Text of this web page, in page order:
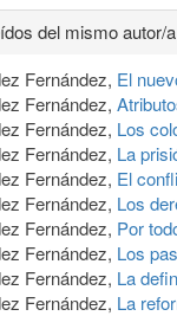
del mismo autor/a
Fernández, El
Fernández,
Fernández, Los
Fernández, La
Fernández, El
Fernández, Los
Fernández, Por
Fernández, Los
Fernández, La
Fernández, La